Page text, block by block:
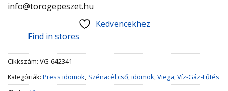
info@torogepeszet.hu
Kedvencekhez
Find in stores
Cikkszám: VG-642341
Kategóriák: Press idomok, Szénacél cső, idomok,Viega,Víz-Gáz-Fűtés